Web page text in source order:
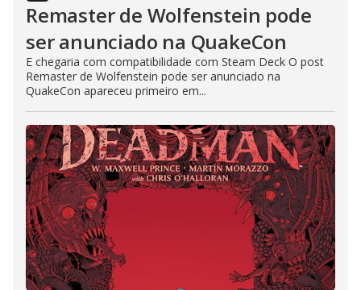
Remaster de Wolfenstein pode
ser anunciado na QuakeCon
E chegaria com compatibilidade com Steam Deck O post
Remaster de Wolfenstein pode ser anunciado na
QuakeCon apareceu primeiro em...